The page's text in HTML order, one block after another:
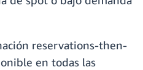
reservations-then-
en todas las